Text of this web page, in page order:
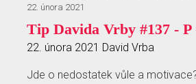
22. února 2021
Tip Davida Vrby #137 -
22. února 2021 David Vrba
Jde o nedostatek vůle a